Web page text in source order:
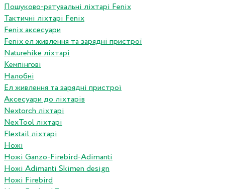
Пошуково-рятувальні ліхтарі Fenix
Тактичні ліхтарі Fenix
Fenix аксесуари
Fenix ел живлення та зарядні пристрої
Naturehike ліхтарі
Кемпінгові
Налобні
Ел живлення та зарядні пристрої
Аксесуари до ліхтарів
Nextorch ліхтарі
NexTool ліхтарі
Flextail ліхтарі
Ножі
Ножі Ganzo-Firebird-Adimanti
Ножі Adimanti Skimen design
Ножі Firebird